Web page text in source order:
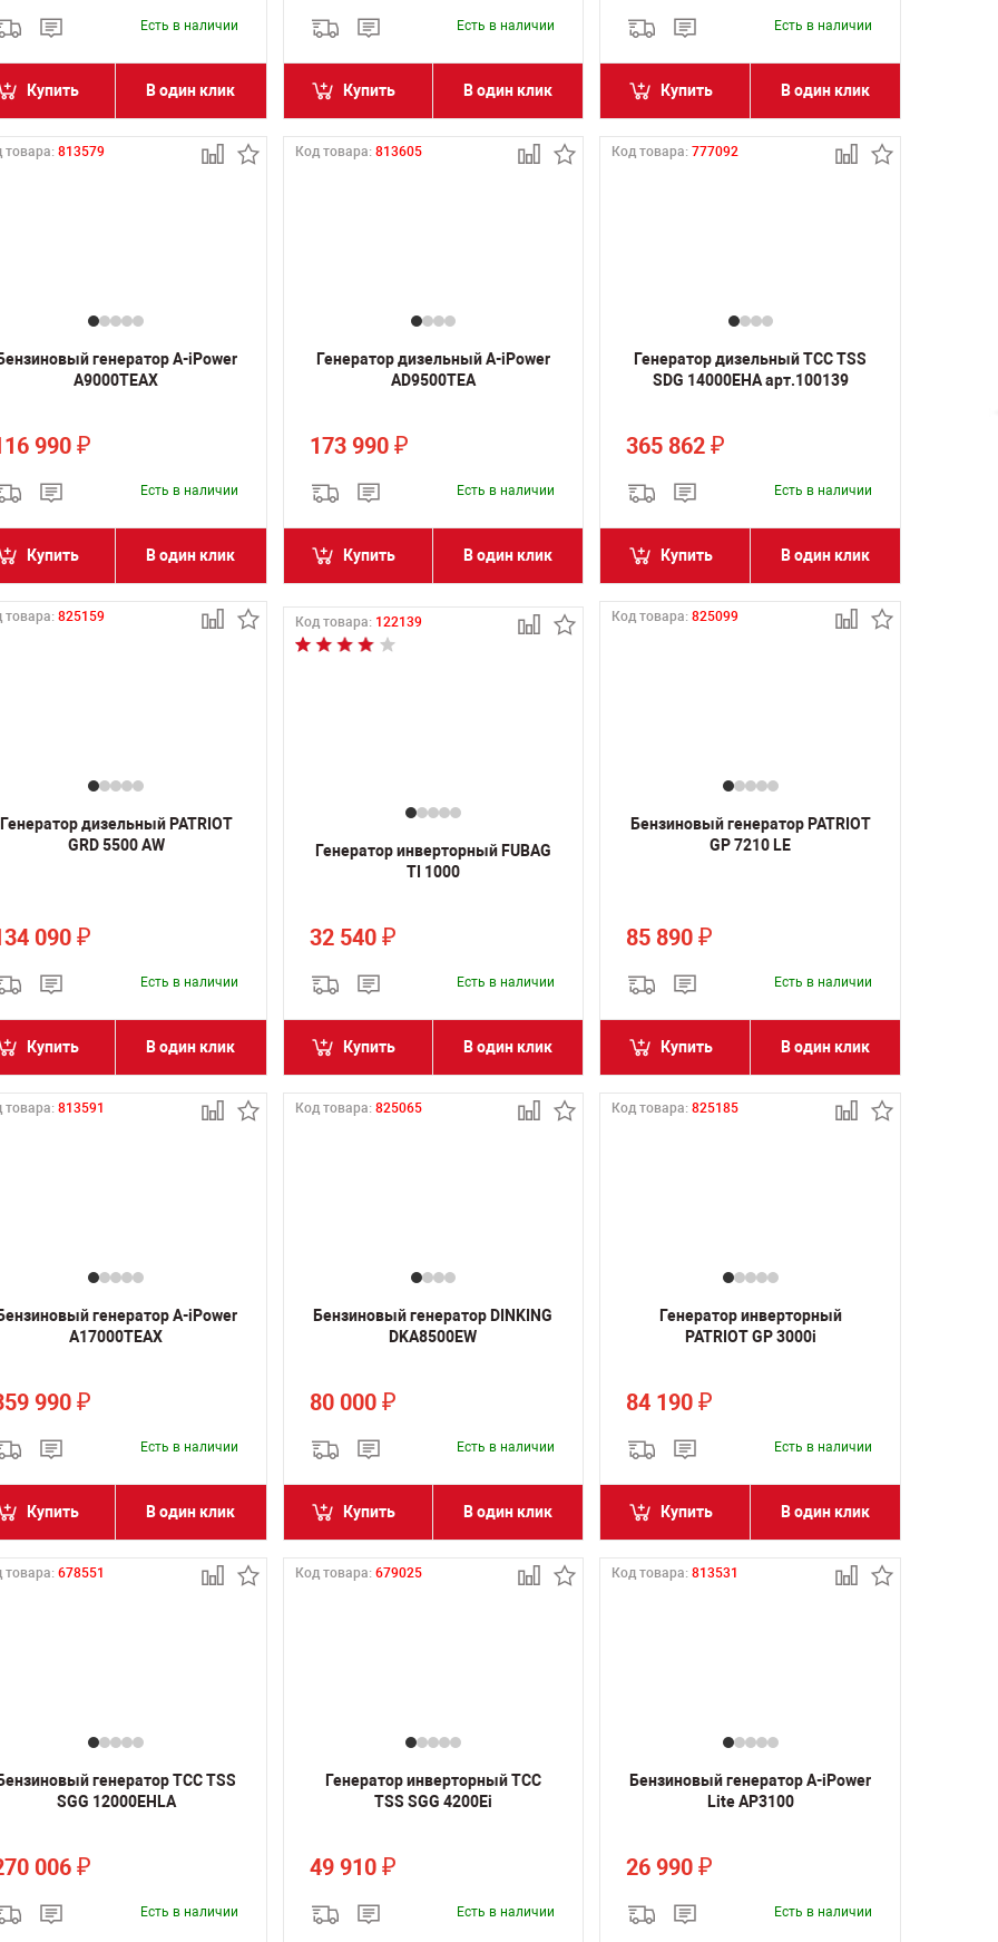
Есть в наличии
Купить В один клик
Есть в наличии
Купить В один клик
Есть в наличии
Купить В один клик
товара: 813579
генератор A-iPower
A9000TEAX
990 ₽
Есть в наличии
Купить В один клик
Код товара: 813605
Генератор дизельный A-iPower
AD9500TEA
173 990 ₽
Есть в наличии
Купить В один клик
Код товара:777092
Генератор дизельный ТСС TSS
SDG 14000EHA арт.100139
365 862₽
Есть в наличии
Купить В один клик
товара: 825159
Генератор дизельный PATRIOT
GRD 5500 AW
090 ₽
Есть в наличии
Купить В один клик
Код товара: 122139
Генератор инверторный FUBAG
TI 1000
32 540 ₽
Есть в наличии
Купить В один клик
Код товара:825099
Бензиновый генератор PATRIOT
GP 7210 LE
85 890₽
Есть в наличии
Купить В один клик
товара: 813591
генератор A-iPower
A17000TEAX
990 ₽
Есть в наличии
Купить В один клик
Код товара: 825065
Бензиновый генератор DINKING
DKA8500EW
80 000 ₽
Есть в наличии
Купить В один клик
Код товара:825185
Генератор инверторный
PATRIOT GP 3000i
84 190₽
Есть в наличии
Купить В один клик
товара: 678551
генератор ТСС TSS
SGG 12000EHLA
006 ₽
Есть в наличии
Код товара: 679025
Генератор инверторный ТСС
TSS SGG 4200Ei
49 910 ₽
Есть в наличии
Код товара:813531
Бензиновый генератор A-iPower
Lite AP3100
26 990₽
Есть в наличии